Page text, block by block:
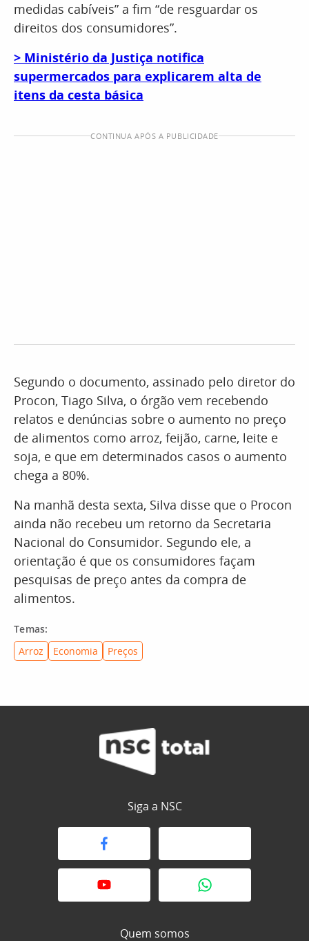
medidas cabíveis” a fim “de resguardar os
direitos dos consumidores”.
> Ministério da Justiça notifica
supermercados para explicarem alta de
itens da cesta básica
CONTINUA APÓS A PUBLICIDADE
Segundo o documento, assinado pelo diretor do
Procon, Tiago Silva, o órgão vem recebendo
relatos e denúncias sobre o aumento no preço
de alimentos como arroz, feijão, carne, leite e
soja, e que em determinados casos o aumento
chega a 80%.
Na manhã desta sexta, Silva disse que o Procon
ainda não recebeu um retorno da Secretaria
Nacional do Consumidor. Segundo ele, a
orientação é que os consumidores façam
pesquisas de preço antes da compra de
alimentos.
Temas:
Arroz
Economia Preços
Siga a NSC
Quem somos